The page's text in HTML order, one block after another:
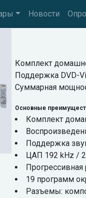
Новости
Комплект
Поддержка DVD-
Суммарная
Основные
Комплект
Поддержка
ЦАП 192 kHz /
Прогрессивная
19 программ
Разъемы: